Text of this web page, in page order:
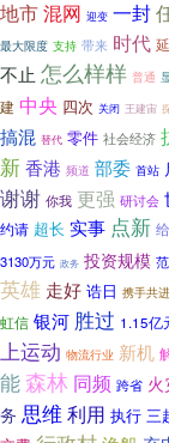
地市混网 迎变 一封
最大限度 支持 带来 时代
不止 怎么样样 普通
建 中央 四次 关闭 王建宙
搞混 替代 零件 社会经济
新香港 频道 部委 首站
谢谢 你我 更强 研讨会
约请 超长 实事 点新
3130万元 政务 投资规模
英雄 走好 诰日 携手共进
虹信 银河 胜过 1.15亿
上运动 物流行业 新机
能 森林 同频 跨省 火
务 思维 利用 执行 三